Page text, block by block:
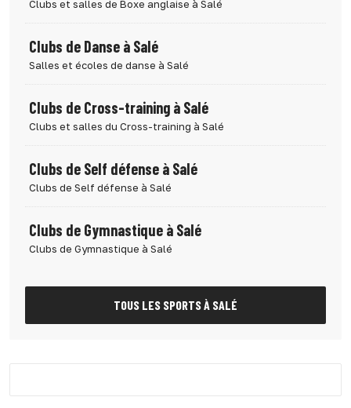
Clubs et salles de Boxe anglaise à Salé
Clubs de Danse à Salé
Salles et écoles de danse à Salé
Clubs de Cross-training à Salé
Clubs et salles du Cross-training à Salé
Clubs de Self défense à Salé
Clubs de Self défense à Salé
Clubs de Gymnastique à Salé
Clubs de Gymnastique à Salé
TOUS LES SPORTS À SALÉ